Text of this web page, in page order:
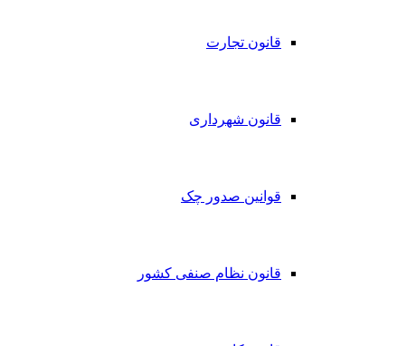
قانون تجارت
قانون شهرداری
قوانین صدور چک
قانون نظام صنفی کشور